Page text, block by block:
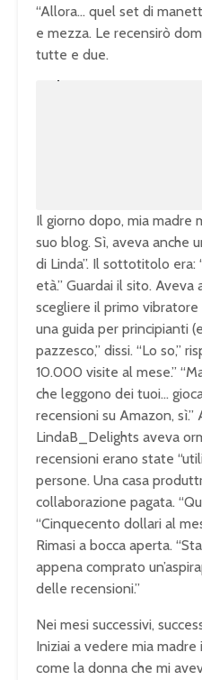
“Allora… quel set di
e mezza. Le recensirò
tutte e due.
Il giorno dopo, mia madre
suo blog. Sì, aveva anche
di Linda”. Il sottotitolo era:
età.” Guardai il sito. Aveva
scegliere il primo
una guida per principianti
pazzesco,” dissi. “Lo so,”
10.000 visite al mese.”
che leggono dei tuoi…
recensioni su Amazon,
LindaB_Delights aveva
recensioni erano state
persone. Una casa
collaborazione pagata.
“Cinquecento dollari al
Rimasi a bocca aperta.
appena comprato
delle recensioni.”
Nei mesi successivi,
Iniziai a vedere mia
come la donna che mi